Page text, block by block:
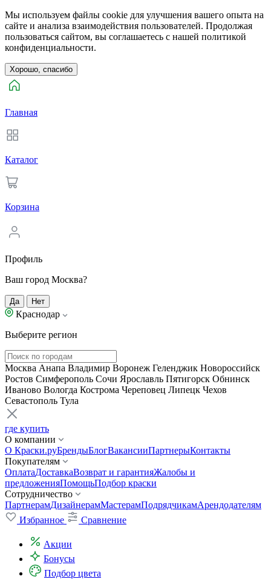
Мы используем файлы cookie для улучшения вашего опыта на
сайте и анализа взаимодействия пользователей. Продолжая
пользоваться сайтом, вы соглашаетесь с нашей политикой
конфиденциальности.
Хорошо, спасибо
Главная
Каталог
Корзина
Профиль
Ваш город Москва?
Да Нет
Краснодар
Выберите регион
Москва Анапа Владимир Воронеж Геленджик Новороссийск
Ростов Симферополь Сочи Ярославль Пятигорск Обнинск
Иваново Вологда Кострома Череповец Липецк Чехов
Севастополь Тула
где купить
О компании
О Краски.руБрендыБлогВакансииПартнерыКонтакты
Покупателям
ОплатаДоставкаВозврат и гарантияЖалобы и
предложенияПомощьПодбор краски
Сотрудничество
ПартнерамДизайнерамМастерамПодрядчикамАрендодателям
Избранное
Сравнение
Акции
Бонусы
Подбор цвета